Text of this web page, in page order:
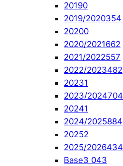
20190
2019/2020354
20200
2020/2021662
2021/2022557
2022/2023482
20231
2023/2024704
20241
2024/2025884
20252
2025/2026434
Base3 043